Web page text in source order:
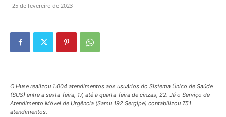
25 de fevereiro de 2023
O Huse realizou 1.004 atendimentos aos usuários do Sistema Único de Saúde
(SUS) entre a sexta-feira, 17, até a quarta-feira de cinzas, 22. Já o Serviço de
Atendimento Móvel de Urgência (Samu 192 Sergipe) contabilizou 751
atendimentos.